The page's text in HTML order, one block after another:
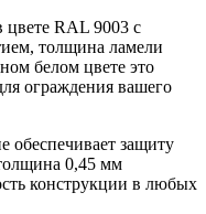
цвете RAL 9003 с
толщина ламели
белом цвете это
ограждения вашего
обеспечивает защиту
0,45 мм
конструкции в любых